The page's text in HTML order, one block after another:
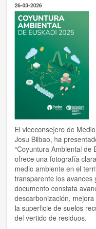
energética
en
la
industria
los
52
millones
de
euros
26-03-2026
El viceconsejero de
Josu Bilbao, ha
“Coyuntura Ambiental de
ofrece una fotografía
medio ambiente en el
transparente los avances
documento constata
descarbonización,
la superficie de suelos
del vertido de residuos.